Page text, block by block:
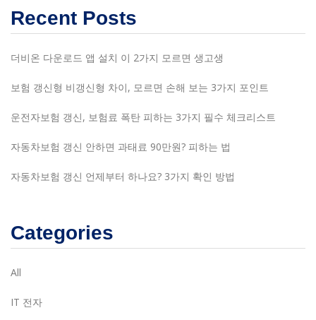
Recent Posts
더비온 다운로드 앱 설치 이 2가지 모르면 생고생
보험 갱신형 비갱신형 차이, 모르면 손해 보는 3가지 포인트
운전자보험 갱신, 보험료 폭탄 피하는 3가지 필수 체크리스트
자동차보험 갱신 안하면 과태료 90만원? 피하는 법
자동차보험 갱신 언제부터 하나요? 3가지 확인 방법
Categories
All
IT 전자